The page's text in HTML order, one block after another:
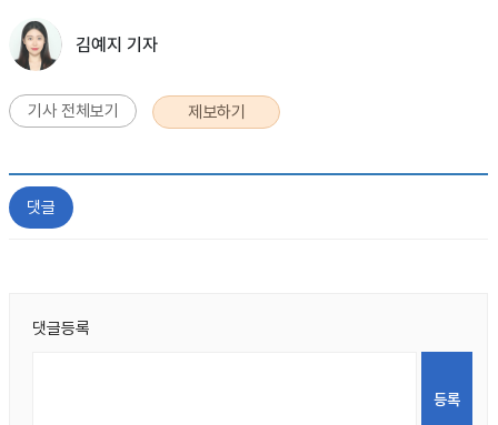
김예지 기자
기사 전체보기 제보하기
댓글
댓글등록